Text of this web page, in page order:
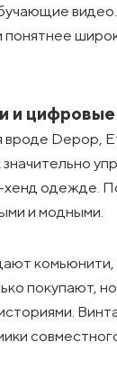
и
Depop,
одежде.
и модными.
комьюнити,
покупают,